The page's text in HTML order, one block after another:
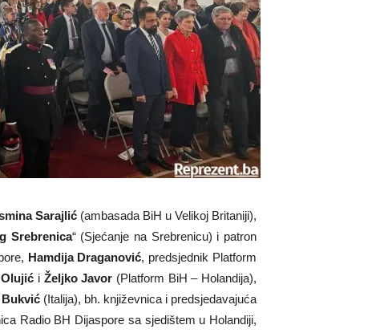
Sarajlić (ambasada BiH u Velikoj Britaniji),
Srebrenica“ (Sjećanje na Srebrenicu) i patron
Hamdija Draganović, predsjednik Platform
i Željko Javor (Platform BiH – Holandija),
Bukvić(Italija), bh. književnica i predsjedavajuća
Radio BH Dijaspore sa sjedištem u Holandiji,